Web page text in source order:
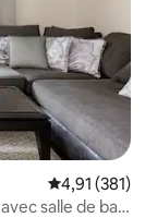
Évaluation
4,91 (381)
salle de bain